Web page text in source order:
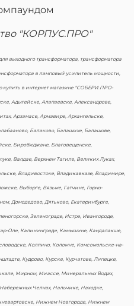
"КОРПУС.ПРО"
выходного трансформатора, трансформатора
в ламповый усилитель мощности,
купить в интернет магазине "СОБЕРИ.ПРО-
Адыгейске, Алапаевске, Александрове,
Арзамасе, Армавире, Архангельске,
Балаково, Балашихе, Балашове,
Биробиджане, Благовещенске,
Валдае, Верхнем Тагиле, Великих Луках,
Владивостоке, Владикавказе, Владимире,
Выборге, Вязьме, Гатчине, Горно-
Домодедово, Дятьково, Екатеринбурге,
Зеленограде, Истре, Ивангороде,
Оле, Калининграде, Камышине, Кандалакше,
Колпино, Коломне, Комсомольске-на-
Кудрово, Курске, Курчатове, Липецке,
Мирном, Миассе, Минеральных Водах,
Челнах, Нальчике, Находке,
Нижнем Новгороде, Нижнем